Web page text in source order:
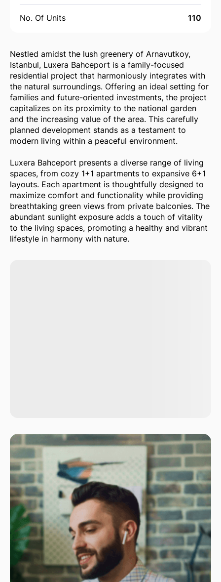
No. Of Units 110
Nestled amidst the lush greenery of Arnavutkoy,
Istanbul, Luxera Bahceport is a family-focused
residential project that harmoniously integrates with
the natural surroundings. Offering an ideal setting for
families and future-oriented investments, the project
capitalizes on its proximity to the national garden
and the increasing value of the area. This carefully
planned development stands as a testament to
modern living within a peaceful environment.
Luxera Bahceport presents a diverse range of living
spaces, from cozy 1+1 apartments to expansive 6+1
layouts. Each apartment is thoughtfully designed to
maximize comfort and functionality while providing
breathtaking green views from private balconies. The
abundant sunlight exposure adds a touch of vitality
to the living spaces, promoting a healthy and vibrant
lifestyle in harmony with nature.